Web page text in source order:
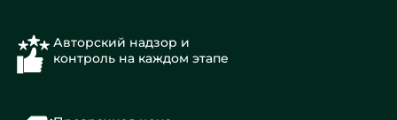
Авторский надзор и
контроль на каждом этапе